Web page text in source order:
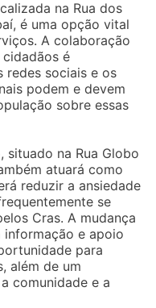
na Rua dos
é uma opção vital
A colaboração
é
redes sociais e os
podem e devem
sobre essas
situado na Rua Globo
atuará como
reduzir a ansiedade
se
Cras. A mudança
informação e apoio
para
além de um
comunidade e a